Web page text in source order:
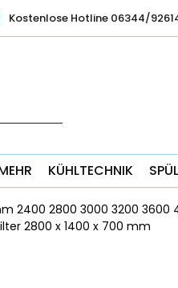
Kostenlose Hotline 06344/
KÜHLTECHNIK
2400 2800 3000 3200 3600
2800 x 1400 x 700 mm